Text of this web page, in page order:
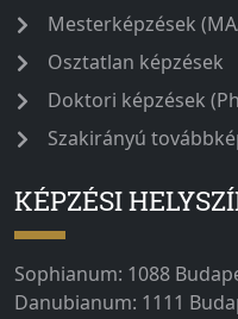
Mesterképzések
Osztatlan képzések
Doktori képzések
Szakirányú
KÉPZÉSI
Sophianum: 1088
Danubianum: 1111